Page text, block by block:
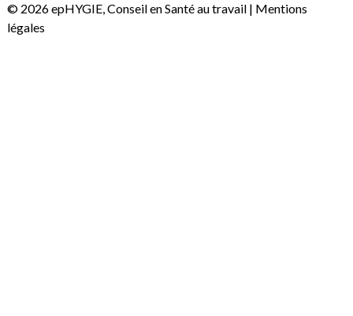
© 2026 epHYGIE, Conseil en Santé au travail | Mentions
légales